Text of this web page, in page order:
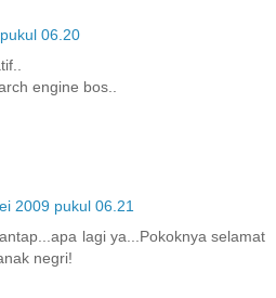
06.20
engine bos..
2009 pukul 06.21
lagi ya...Pokoknya selamat
negri!